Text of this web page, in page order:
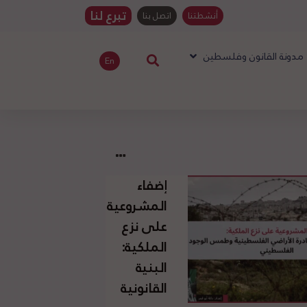
أنشطتنا اتصل بنا تبرع لنا
مدونة القانون وفلسطين En
إضفاء
المشروعية
على نزع
الملكية:
البنية
القانونية